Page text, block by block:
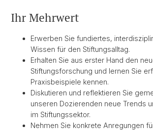
Ihr Mehrwert
Erwerben Sie fundiertes,
Wissen für den Stiftungsalltag.
Erhalten Sie aus erster Hand den
Stiftungsforschung und lernen Sie
Praxisbeispiele kennen.
Diskutieren und reflektieren Sie
unseren Dozierenden neue Trends
im Stiftungssektor.
Nehmen Sie konkrete Anregungen